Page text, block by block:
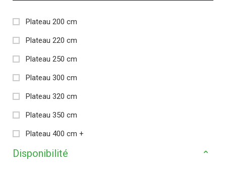
Plateau 200 cm
Plateau 220 cm
Plateau 250 cm
Plateau 300 cm
Plateau 320 cm
Plateau 350 cm
Plateau 400 cm +
Disponibilité